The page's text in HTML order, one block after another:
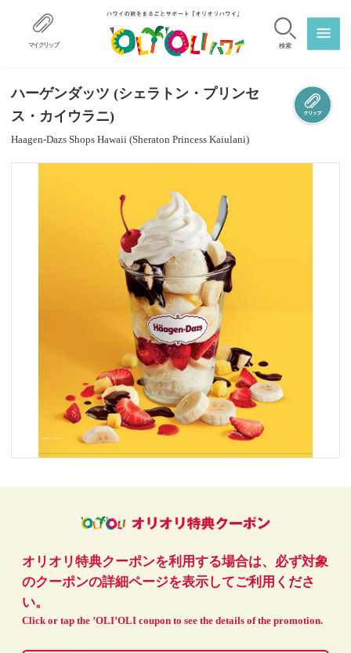
マイクリップ 検索
ハーゲンダッツ (シェラトン・プリンセ
ス・カイウラニ)
Haagen-Dazs Shops Hawaii (Sheraton Princess Kaiulani)
オリオリ特典クーポンを利用する場合は、必ず対象
のクーポンの詳細ページを表示してご利用くださ
い。
Click or tap the ’OLI’OLI coupon to see the details of the promotion.